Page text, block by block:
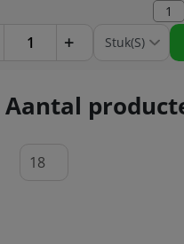
1
+
Aantal